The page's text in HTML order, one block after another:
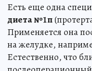
Есть еще одна
диета №1п
Применяется она
на желудке,
Естественно, что